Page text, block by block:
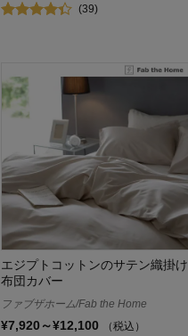
(39)
エジプトコットンのサテン織掛け
布団カバー
ファブザホーム/Fab the Home
¥7,920～¥12,100
（税込）